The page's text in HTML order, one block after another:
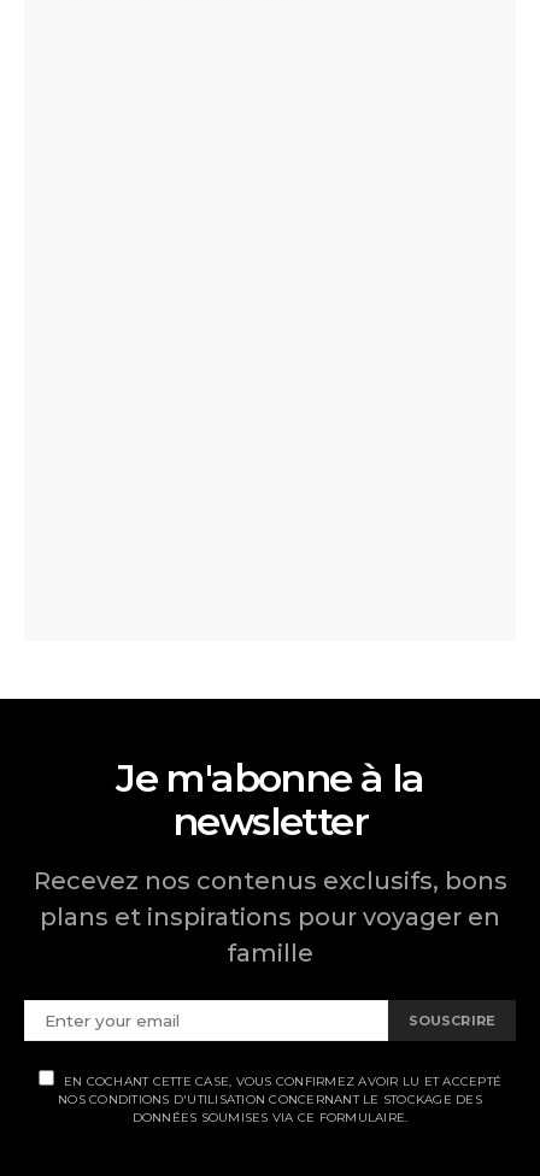
Je m'abonne à la
newsletter
Recevez nos contenus exclusifs, bons
plans et inspirations pour voyager en
famille
SOUSCRIRE
EN COCHANT CETTE CASE, VOUS CONFIRMEZ AVOIR LU ET ACCEPTÉ
NOS CONDITIONS D'UTILISATION CONCERNANT LE STOCKAGE DES
DONNÉES SOUMISES VIA CE FORMULAIRE.